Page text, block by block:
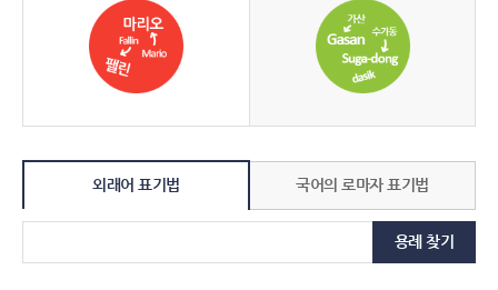
외래어 표기법 국어의 로마자 표기법
용례 찾기